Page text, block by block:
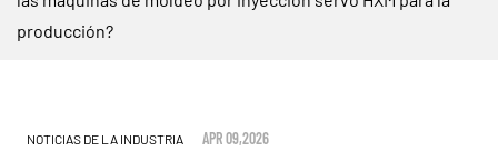
producción?
NOTICIAS DE LA INDUSTRIA APR 09,2026